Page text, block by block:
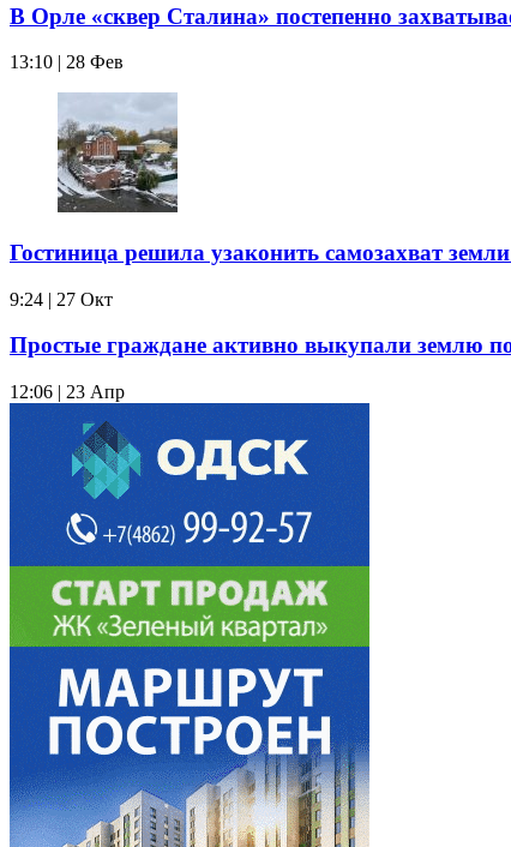
В Орле «сквер Сталина» постепенно
13:10 | 28 Фев
Гостиница решила узаконить самозахват
9:24 | 27 Окт
Простые граждане активно выкупали землю
12:06 | 23 Апр